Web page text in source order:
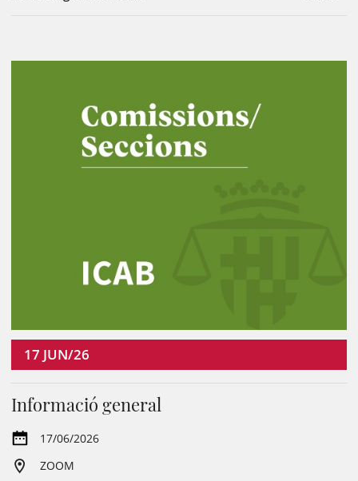
17 JUN/26
Informació general
17/06/2026
ZOOM